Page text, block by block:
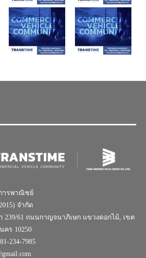
ารพาณิชย์
จำกัด
61 ถนนกาญจนาภิเษก แขวงดอกไม้, เขต
คร 10250
234-7985